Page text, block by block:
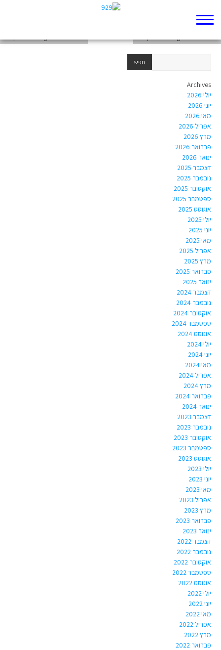
weekend-from-20280326-to-20280401
Archives
יולי 2026
יוני 2026
מאי 2026
אפריל 2026
מרץ 2026
פברואר 2026
ינואר 2026
דצמבר 2025
נובמבר 2025
אוקטובר 2025
ספטמבר 2025
אוגוסט 2025
יולי 2025
יוני 2025
מאי 2025
אפריל 2025
מרץ 2025
פברואר 2025
ינואר 2025
דצמבר 2024
נובמבר 2024
אוקטובר 2024
ספטמבר 2024
אוגוסט 2024
יולי 2024
יוני 2024
מאי 2024
אפריל 2024
מרץ 2024
פברואר 2024
ינואר 2024
דצמבר 2023
נובמבר 2023
אוקטובר 2023
ספטמבר 2023
אוגוסט 2023
יולי 2023
יוני 2023
מאי 2023
אפריל 2023
מרץ 2023
פברואר 2023
ינואר 2023
דצמבר 2022
נובמבר 2022
אוקטובר 2022
ספטמבר 2022
אוגוסט 2022
יולי 2022
יוני 2022
מאי 2022
אפריל 2022
מרץ 2022
פברואר 2022